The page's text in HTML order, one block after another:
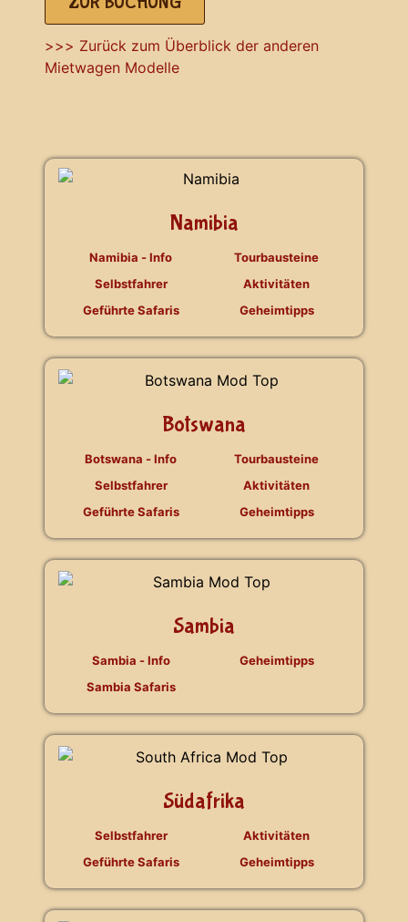
>>> Zurück zum Überblick der anderen
Mietwagen Modelle
Namibia
Namibia - Info
Selbstfahrer
Geführte Safaris
Tourbausteine
Aktivitäten
Geheimtipps
Botswana
Botswana - Info
Selbstfahrer
Geführte Safaris
Tourbausteine
Aktivitäten
Geheimtipps
Sambia
Sambia - Info
Sambia Safaris
Geheimtipps
Südafrika
Selbstfahrer
Geführte Safaris
Aktivitäten
Geheimtipps